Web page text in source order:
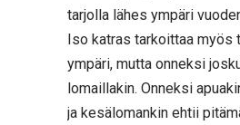
tarjolla lähes ympäri
Iso katras tarkoittaa myös
ympäri, mutta onneksi
lomaillakin. Onneksi
ja kesälomankin ehtii